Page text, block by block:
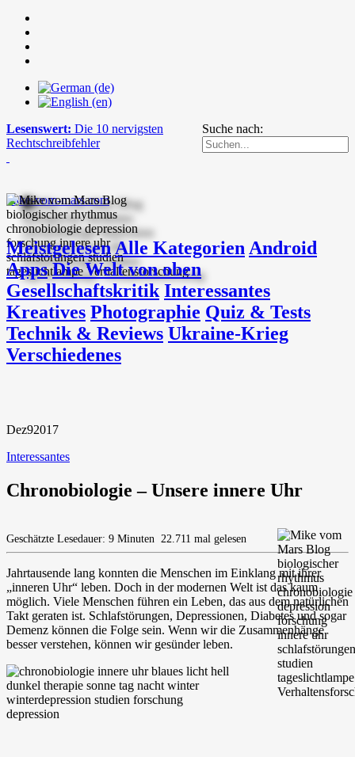
Suche nach:
Lesenswert: Die 10 nervigsten
Rechtschreibfehler
mike-vom-mars.com
Meistgelesen Alle Kategorien Android
Apps Die Welt von oben
Gesellschaftskritik Interessantes
Kreatives Photographie Quiz & Tests
Technik & Reviews Ukraine-Krieg
Verschiedenes
Dez92017
Interessantes
Chronobiologie – Unsere innere Uhr
Geschätzte Lesedauer: 9 Minuten 22.711 mal gelesen
Jahrtausende lang konnten die Menschen im Einklang mit ihrer
„inneren Uhr“ leben. Doch in der modernen Welt ist das kaum
möglich. Viele Menschen führen ein Leben, das aus dem natürlichen
Takt geraten ist. Schlafstörungen, Depressionen, Diabetes und sogar
Demenz können die Folge sein. Wenn wir die Zusammenhänge
besser verstehen, können wir gesünder leben.